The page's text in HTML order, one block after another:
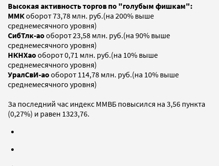
Высокая активность торгов по "голубым фишкам":
ММКоборот 73,78 млн. руб.(на 200% выше
среднемесячного уровня)
СибТлк-аооборот 23,58 млн. руб.(на 90% выше
среднемесячного уровня)
НКНХаооборот 0,71 млн. руб.(на 10% выше
среднемесячного уровня)
УралСвИ-аооборот 114,78 млн. руб.(на 10% выше
среднемесячного уровня)
За последний час индекс ММВБ повысился на 3,56 пункта
(0,27%) и равен 1323,76.